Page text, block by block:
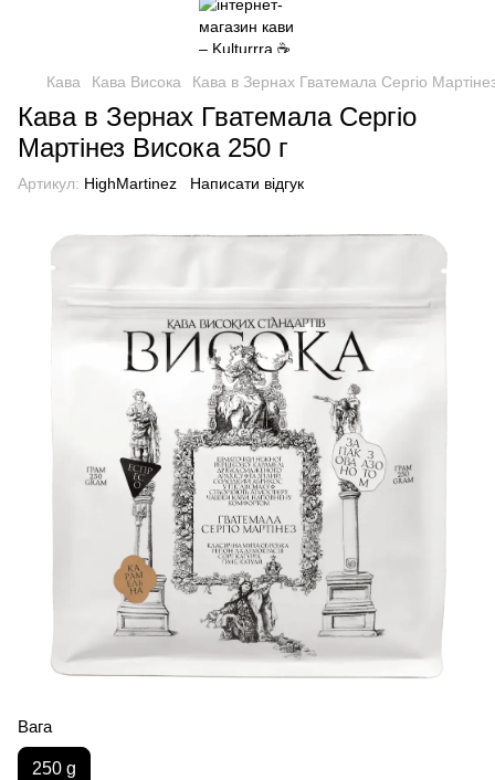
Кава Кава Висока Кава в Зернах Гватемала Сергіо
Кава в Зернах Гватемала Сергіо
Мартінез Висока 250 г
Артикул: HighMartinez Написати відгук
Вага
250 g